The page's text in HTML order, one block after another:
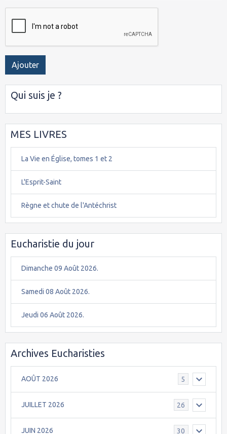
Ajouter
Qui suis je ?
MES LIVRES
La Vie en Église, tomes 1 et 2
L'Esprit-Saint
Règne et chute de l'Antéchrist
Eucharistie du jour
Dimanche 09 Août 2026.
Samedi 08 Août 2026.
Jeudi 06 Août 2026.
Archives Eucharisties
AOÛT 2026 5
JUILLET 2026 26
JUIN 2026 30